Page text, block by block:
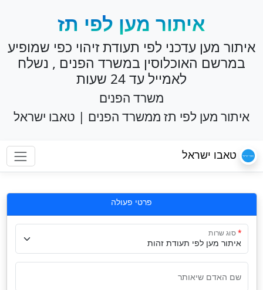
איתור מען לפי תז
איתור מען עדכני לפי תעודת זיהוי כפי שמופיע
במרשם האוכלוסין במשרד הפנים , נשלח
לאמייל עד 24 שעות
משרד הפנים
איתור מען לפי תז ממשרד הפנים | טאבו ישראל
טאבו ישראל
פרטי פעולה
סוג שרות
שם האדם שיאותר